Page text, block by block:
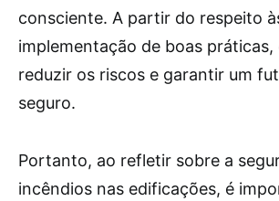
consciente. A partir do respeito
implementação de boas práticas,
reduzir os riscos e garantir um
seguro.
Portanto, ao refletir sobre a
incêndios nas edificações, é